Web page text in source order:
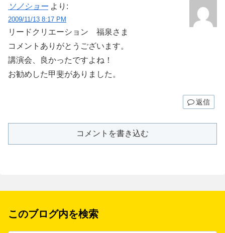
ソノショー より:
2009/11/13 8:17 PM
リードクリエーション 福泉さま
コメントありがとうございます。
講演会、良かったですよね！
お勧めした甲斐がありました。
返信
コメントを書き込む
このブログ内を検索